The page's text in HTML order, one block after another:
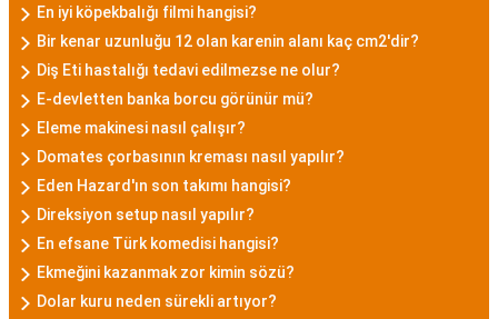
En iyi köpekbalığı filmi hangisi?
Bir kenar uzunluğu 12 olan karenin alanı kaç cm2'dir?
Diş Eti hastalığı tedavi edilmezse ne olur?
E-devletten banka borcu görünür mü?
Eleme makinesi nasıl çalışır?
Domates çorbasının kreması nasıl yapılır?
Eden Hazard'ın son takımı hangisi?
Direksiyon setup nasıl yapılır?
En efsane Türk komedisi hangisi?
Ekmeğini kazanmak zor kimin sözü?
Dolar kuru neden sürekli artıyor?